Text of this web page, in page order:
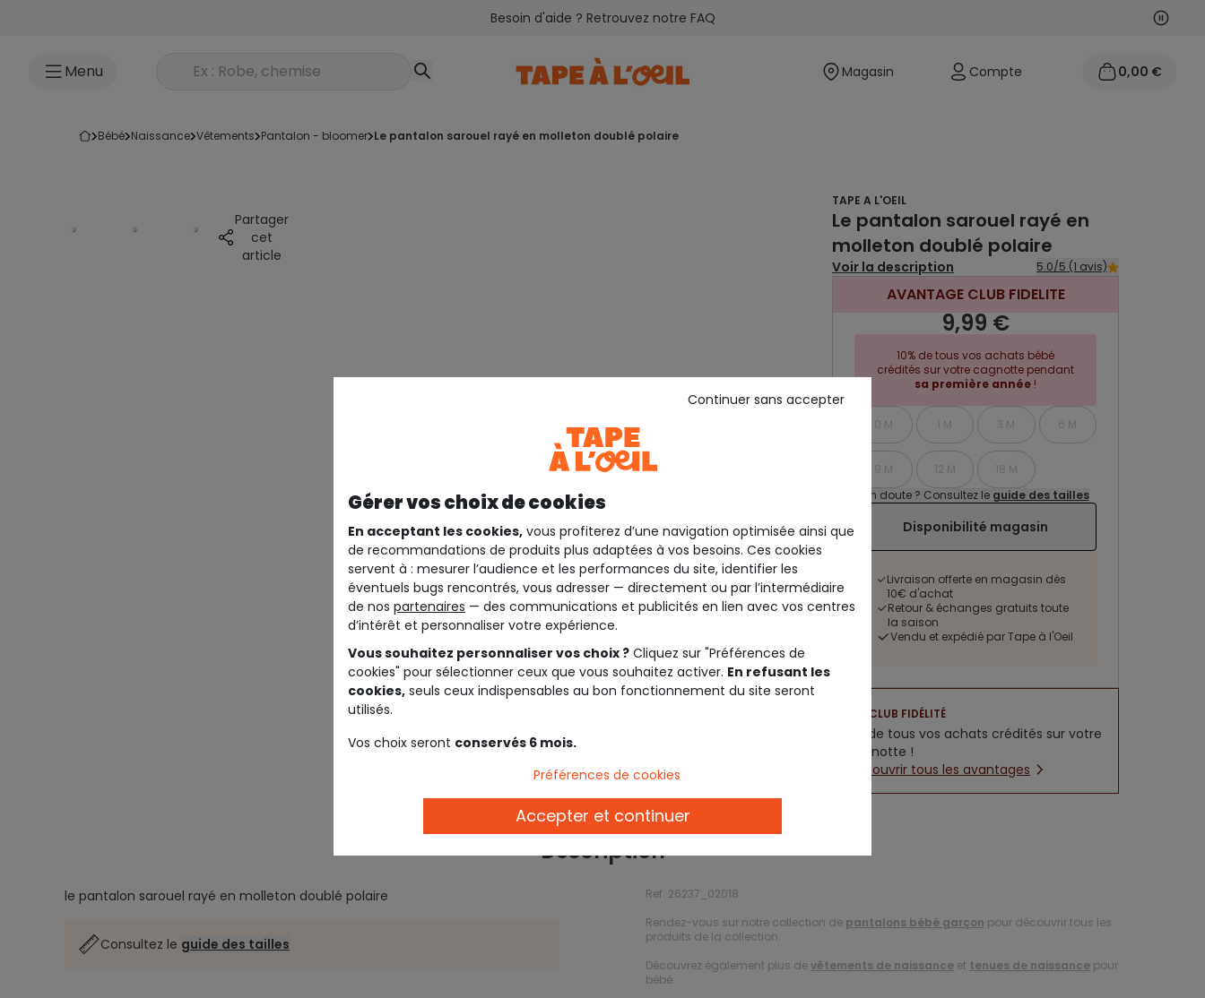
Besoin d'aide ? Retrouvez notre FAQ
Menu Rechercher un produit Magasin Compte 0,00 €
bébé naissance vêtements pantalon - bloomer le pantalon sarouel rayé en molleton doublé polaire
Partager
cet
article
TAPE A L'OEIL
Le pantalon sarouel rayé en
molleton doublé polaire
Voir la description 5.0/5 (1 avis)
AVANTAGE CLUB FIDELITE
9,99 €
10% de tous vos achats bébé
crédités sur votre cagnotte pendant
sa première année !
0 M 1 M 3 M 6 M
9 M 12 M
18 M
Un doute ? Consultez le guide des tailles
Disponibilité magasin
Livraison offerte en magasin dès
10€ d'achat
Retour & échanges gratuits toute
la saison
Vendu et expédié par Tape à l'Oeil
CLUB FIDÉLITÉ
5% de tous vos achats crédités sur votre
cagnotte !
Découvrir tous les avantages
Description
le pantalon sarouel rayé en molleton doublé polaire
Consultez le guide des tailles
Ref. 26237_02018
Rendez-vous sur notre collection de pantalons bébé garçon pour découvrir tous les
produits de la collection.
Découvrez également plus devêtements de naissance et tenues de naissance pour
bébé.
Gérer vos choix de cookies
En acceptant les cookies, vous profiterez d’une navigation optimisée ainsi que
de recommandations de produits plus adaptées à vos besoins. Ces cookies
servent à : mesurer l’audience et les performances du site, identifier les
éventuels bugs rencontrés, vous adresser — directement ou par l’intermédiaire
de nos partenaires — des communications et publicités en lien avec vos centres
d’intérêt et personnaliser votre expérience.
Vous souhaitez personnaliser vos choix ? Cliquez sur "Préférences de
cookies" pour sélectionner ceux que vous souhaitez activer. En refusant les
cookies, seuls ceux indispensables au bon fonctionnement du site seront
utilisés.
Vos choix seront conservés 6 mois.
Continuer sans accepter
Préférences de cookies
Accepter et continuer